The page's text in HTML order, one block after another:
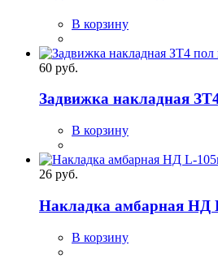
В корзину
60 руб.
Задвижка накладная
В корзину
26 руб.
Накладка амбарная НД
В корзину